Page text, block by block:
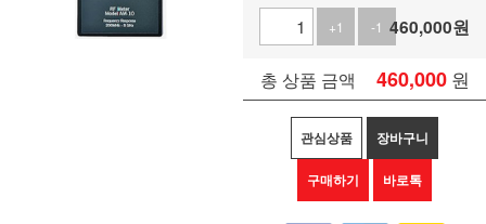
+1
-1 460,000원
총 상품 금액 460,000 원
관심상품 장바구니
구매하기 바로톡